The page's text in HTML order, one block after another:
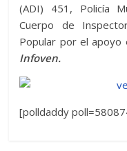
(ADI) 451, Policía
Cuerpo de
Popular por el apoyo
Infoven.
[polldaddy